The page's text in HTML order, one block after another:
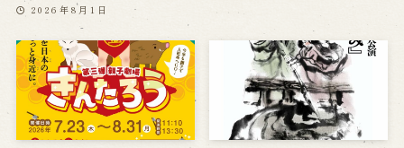
2026年8月1日